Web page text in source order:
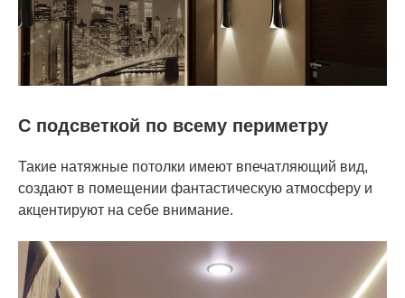
С подсветкой по всему периметру
Такие натяжные потолки имеют впечатляющий вид,
создают в помещении фантастическую атмосферу и
акцентируют на себе внимание.